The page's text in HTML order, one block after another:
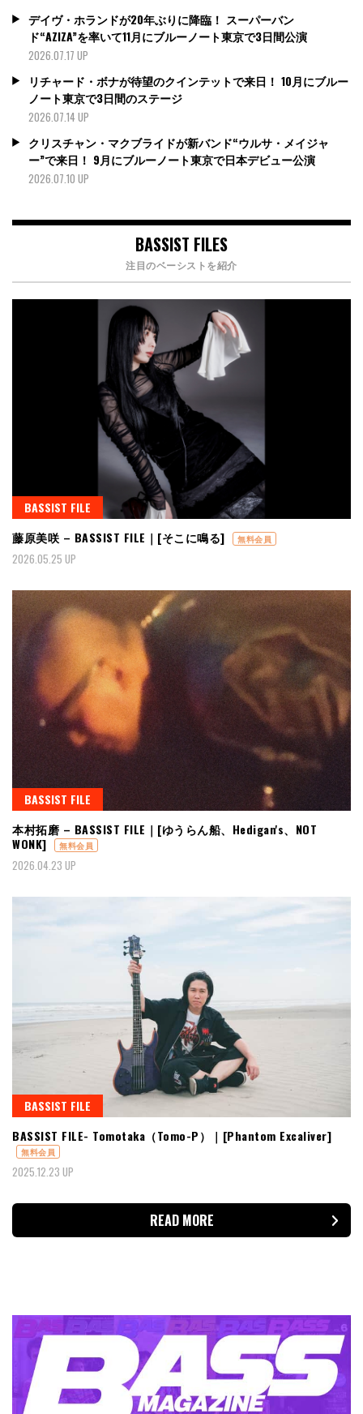
デイヴ・ホランドが20年ぶりに降臨！ スーパーバン
ド“AZIZA”を率いて11月にブルーノート東京で3日間公演
2026.07.17 UP
リチャード・ボナが待望のクインテットで来日！ 10月にブルー
ノート東京で3日間のステージ
2026.07.14 UP
クリスチャン・マクブライドが新バンド“ウルサ・メイジャ
ー”で来日！ 9月にブルーノート東京で日本デビュー公演
2026.07.10 UP
BASSIST FILES
注目のベーシストを紹介
BASSIST FILE
藤原美咲 – BASSIST FILE｜[そこに鳴る]
無料会員
2026.05.25 UP
BASSIST FILE
本村拓磨 – BASSIST FILE｜[ゆうらん船、Hedigan's、NOT
WONK]
無料会員
2026.04.23 UP
BASSIST FILE
BASSIST FILE- Tomotaka（Tomo-P）｜[Phantom Excaliver]
無料会員
2025.12.23 UP
READ MORE